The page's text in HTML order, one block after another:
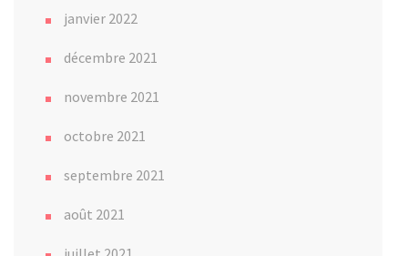
janvier 2022
décembre 2021
novembre 2021
octobre 2021
septembre 2021
août 2021